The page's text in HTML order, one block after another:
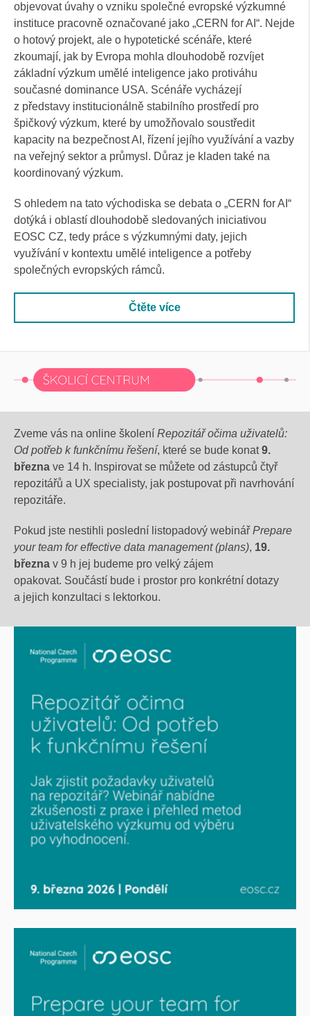
objevovat úvahy o vzniku společné evropské výzkumné
instituce pracovně označované jako „CERN for AI“. Nejde
o hotový projekt, ale o hypotetické scénáře, které
zkoumají, jak by Evropa mohla dlouhodobě rozvíjet
základní výzkum umělé inteligence jako protiváhu
současné dominance USA. Scénáře vycházejí
z představy institucionálně stabilního prostředí pro
špičkový výzkum, které by umožňovalo soustředit
kapacity na bezpečnost AI, řízení jejího využívání a vazby
na veřejný sektor a průmysl. Důraz je kladen také na
koordinovaný výzkum.
S ohledem na tato východiska se debata o „CERN for AI“
dotýká i oblastí dlouhodobě sledovaných iniciativou
EOSC CZ, tedy práce s výzkumnými daty, jejich
využívání v kontextu umělé inteligence a potřeby
společných evropských rámců.
Čtěte více
Zveme vás na online školení Repozitář očima uživatelů:
Od potřeb k funkčnímu řešení, které se bude konat9.
března ve 14 h. Inspirovat se můžete od zástupců čtyř
repozitářů a UX specialisty, jak postupovat při navrhování
repozitáře.
Pokud jste nestihli poslední l istopadový webinář Prepare
your team for effective data management (plans), 19.
března v 9 h jej budeme pro velký zájem
opakovat. Součástí bude i prostor pro konkrétní dotazy
a jejich konzultaci s l ektorkou.